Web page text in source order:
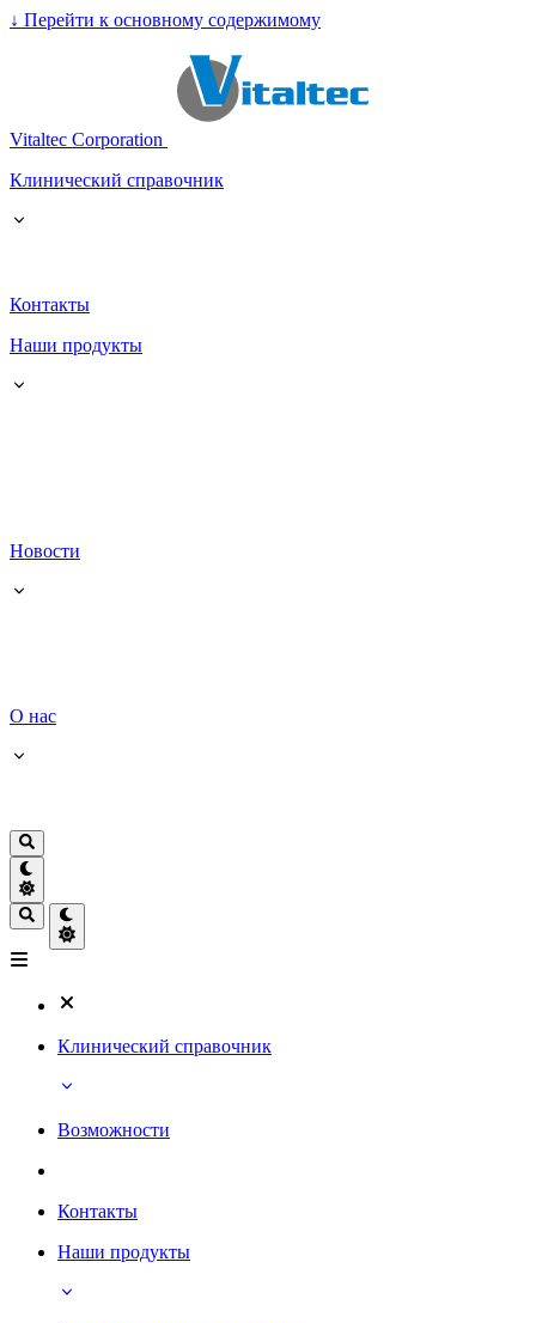
↓ Перейти к основному содержимому
Vitaltec Corporation
Клинический справочник
Контакты
Наши продукты
Новости
О нас
Клинический справочник
Возможности
Контакты
Наши продукты